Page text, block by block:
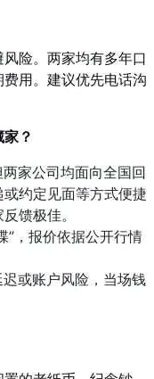
险。两家均有多年口
用。建议优先电话沟
？
家公司均面向全国回
约定见面等方式便捷
馈极佳。
”，报价依据公开行情
迟或账户风险，当场钱